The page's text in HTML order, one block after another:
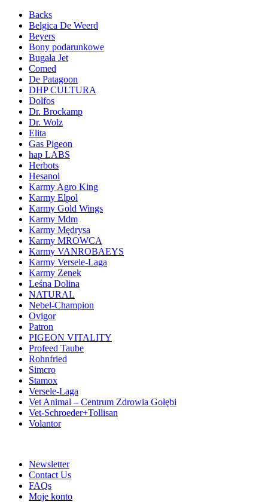
Backs
Belgica De Weerd
Beyers
Bony podarunkowe
Bugała Jet
Comed
De Patagoon
DHP CULTURA
Dolfos
Dr. Brockamp
Dr. Wolz
Elita
Gas Pigeon
hap LABS
Herbots
Hesanol
Karmy Agro King
Karmy Elpol
Karmy Gold Wings
Karmy Mdm
Karmy Mędrysa
Karmy MROWCA
Karmy VANROBAEYS
Karmy Versele-Laga
Karmy Zenek
Leśna Dolina
NATURAL
Nebel-Champion
Ovigor
Patron
PIGEON VITALITY
Profeed Taube
Rohnfried
Simcro
Stamox
Versele-Laga
Vet Animal – Centrum Zdrowia Gołębi
Vet-Schroeder+Tollisan
Volantor
Newsletter
Contact Us
FAQs
Moje konto